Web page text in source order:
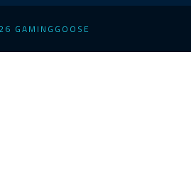
GAMINGGOOSE